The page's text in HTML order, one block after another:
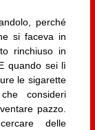
perché
si faceva in
rinchiuso in
quando sei lì
le sigarette
consideri
pazzo.
delle